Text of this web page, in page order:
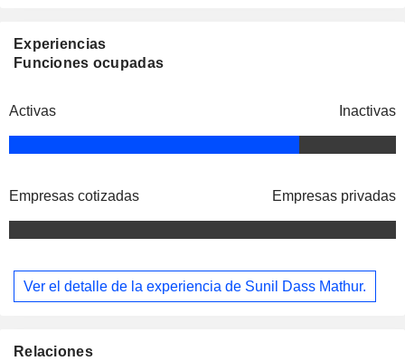
Experiencias
Funciones ocupadas
Activas Inactivas
Empresas cotizadas Empresas privadas
Ver el detalle de la experiencia de Sunil Dass Mathur.
Relaciones